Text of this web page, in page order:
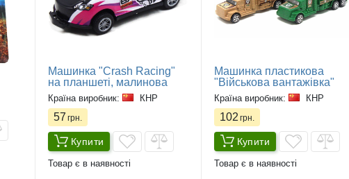
Машинка "Crash Racing"
на планшеті, малинова
Країна виробник: КНР
57 грн.
Купити
Товар є в наявності
Машинка пластикова
"Військова вантажівка"
Країна виробник: КНР
102 грн.
Купити
Товар є в наявності